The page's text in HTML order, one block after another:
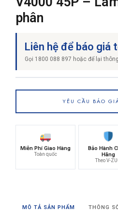
phân
Liên hệ để báo giá
Gọi 1800 088 897 hoặc để lại
YÊU CẦU BÁO
Miễn Phí Giao Hàng
Toàn quốc
Bảo Hành
Hãng
Theo V-
MÔ TẢ SẢN PHẨM THÔNG